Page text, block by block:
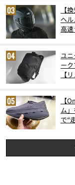
【
ヘ
高
ユ
ー
【
【
ム
で“